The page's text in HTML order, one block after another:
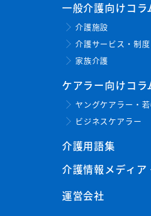
一般介護向けコラ
介護施設
介護サービス・制度
家族介護
ケアラー向けコラ
ヤングケアラー・
ビジネスケアラー
介護用語集
介護情報メディア
運営会社